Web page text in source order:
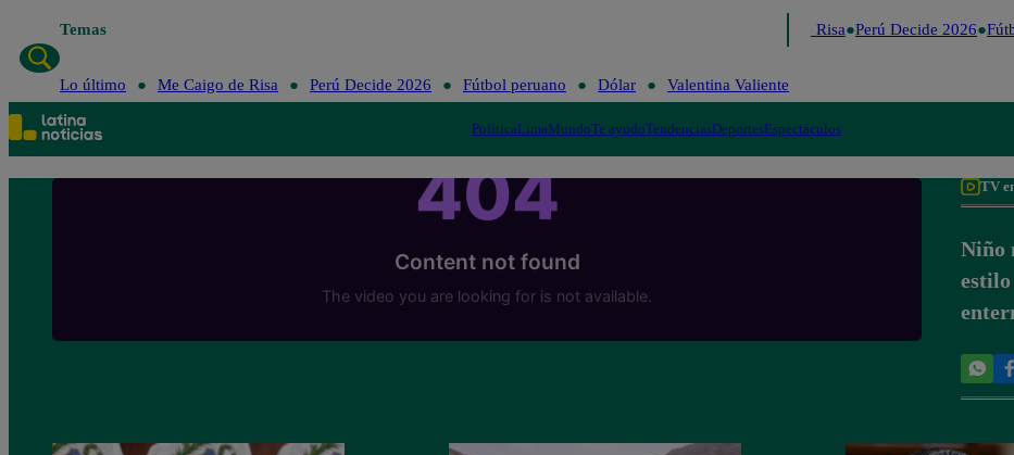
Temas Me Caigo de Risa Perú Decide 2026
Lo último Me Caigo de Risa Perú Decide 2026 Fútbol peruano Dólar Valentina Valiente
PolíticaLimaMundoTe ayudoTendenciasDeportesEspectáculos
TV
Niño